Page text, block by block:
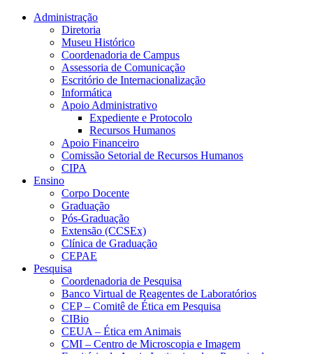
Conteúdo principal Menu principal
Administração
Diretoria
Museu Histórico
Coordenadoria de Campus
Assessoria de Comunicação
Escritório de Internacionalização
Informática
Apoio Administrativo
Expediente e Protocolo
Recursos Humanos
Apoio Financeiro
Comissão Setorial de Recursos Humanos
CIPA
Ensino
Corpo Docente
Graduação
Pós-Graduação
Extensão (CCSEx)
Clínica de Graduação
CEPAE
Pesquisa
Coordenadoria de Pesquisa
Banco Virtual de Reagentes de Laboratórios
CEP – Comitê de Ética em Pesquisa
CIBio
CEUA – Ética em Animais
CMI – Centro de Microscopia e Imagem